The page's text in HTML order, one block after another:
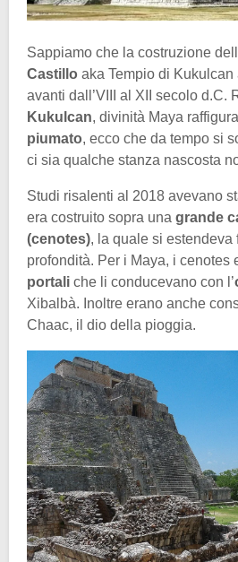
Sappiamo che la costruzione
Castillo aka Tempio di
avanti dall’VIII al XII secolo d.C.
Kukulcan, divinità Maya
piumato, ecco che da tempo si
ci sia qualche stanza nascosta
Studi risalenti al 2018 avevano
era costruito sopra una grande
(cenotes), la quale si estendeva
profondità. Per i Maya, i cenotes
portali che li conducevano con l’
Xibalbà. Inoltre erano anche
Chaac, il dio della pioggia.